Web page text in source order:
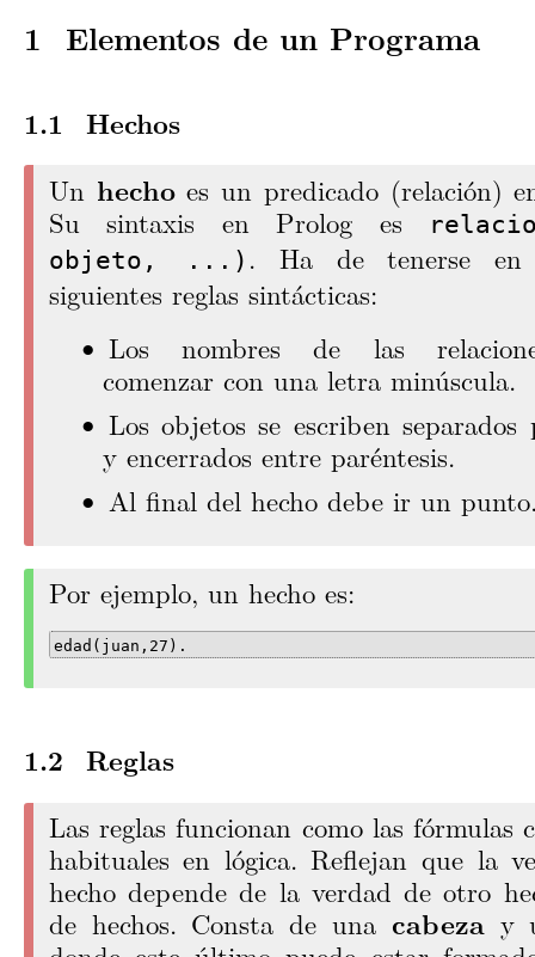
Elementos de un Programa
Hechos
Un hechoes un predicado (relación)
Su sintaxis en Prolog es
objeto, ...) . Ha de tenerse en
siguientes reglas sintácticas:
Los nombres de las
comenzar con una letra minúscula.
Los objetos se escriben separados
y encerrados entre paréntesis.
Al final del hecho debe ir un
Por ejemplo, un hecho es:
edad(juan,27).
Reglas
Las reglas funcionan como las fórmulas
habituales en lógica. Reflejan que la
hecho depende de la verdad de otro
de hechos. Consta de una cabezay